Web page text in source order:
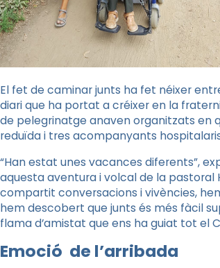
El fet de caminar junts ha fet néixer
diari que ha portat a créixer en la
de pelegrinatge anaven organitzats en
reduïda i tres acompanyants
“Han estat unes vacances diferents”,
aquesta aventura i volcal de la pastoral
compartit conversacions i vivències,
hem descobert que junts és més fàcil
flama d’amistat que ens ha guiat tot el
Emoció de l’arribada